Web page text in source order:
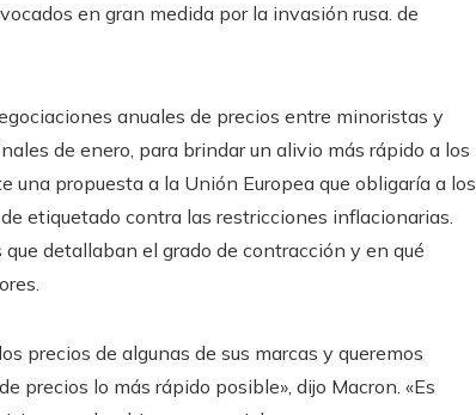
en gran medida por la invasión rusa. de
anuales de precios entre minoristas y
de enero, para brindar un alivio más rápido a los
propuesta a la Unión Europea que obligaría a los
etiquetado contra las restricciones inflacionarias.
detallaban el grado de contracción y en qué
precios de algunas de sus marcas y queremos
precios lo más rápido posible», dijo Macron. «Es